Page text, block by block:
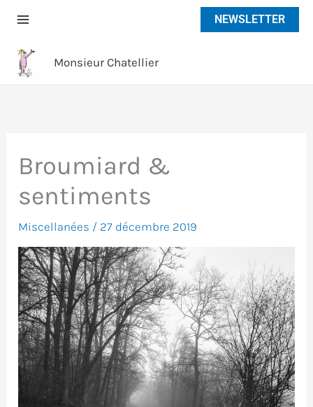
NEWSLETTER
Monsieur Chatellier
Broumiard &
sentiments
Miscellanées / 27 décembre 2019